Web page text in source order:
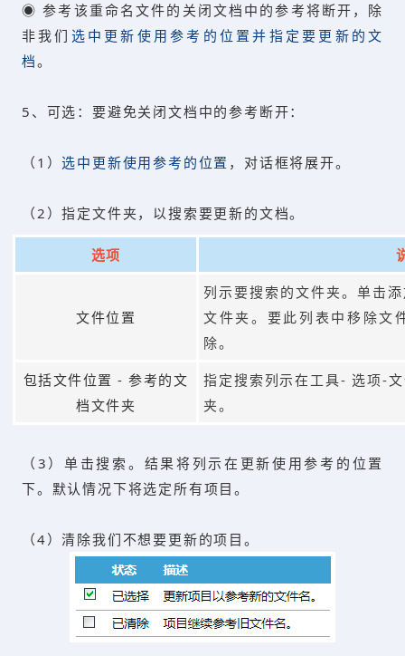
◉ 参考该重命名文件的关闭文档中的参考将断开，除
非我们 选中更新使用参考的位置并指定要更新的文
档。
5、可选：要避免关闭文档中的参考断开：
（1）选中更新使用参考的位置 ，对话框将展开。
（2）指定文件夹，以搜索要更新的文档。
选项
文件位置
列示要搜索的文件夹。单击
文件夹。要此列表中移除文
除。
包括文件位置 - 参考的文
档文件夹
指定搜索列示在工具- 选项-
夹。
（3）单击搜索。结果将列示在更新使用参考的位置
下。默认情况下将选定所有项目。
（4）清除我们不想要更新的项目。